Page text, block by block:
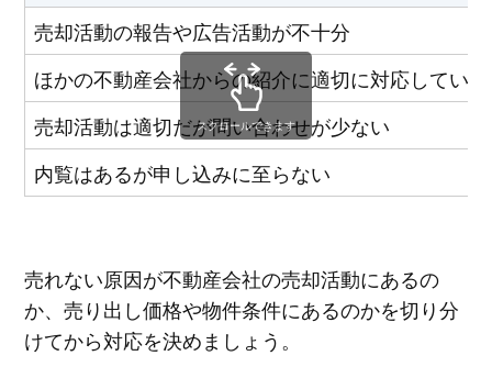
売却活動の報告や広告活動が不十分
ほかの不動産会社からの紹介に適切に対応してい
売却活動は適切だが問い合わせが少ない
内覧はあるが申し込みに至らない
スクロールできます
売れない原因が不動産会社の売却活動にあるの
か、売り出し価格や物件条件にあるのかを切り分
けてから対応を決めましょう。